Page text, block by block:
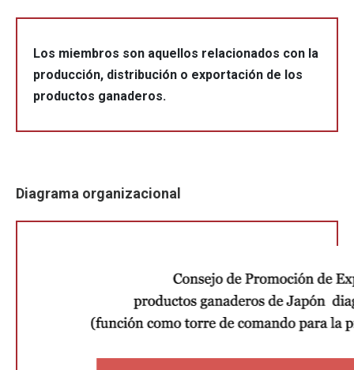
Los miembros son aquellos relacionados con la
producción, distribución o exportación de los
productos ganaderos.
Diagrama organizacional